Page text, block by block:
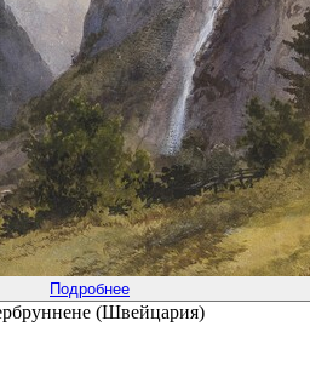
Подробнее
(Швейцария)